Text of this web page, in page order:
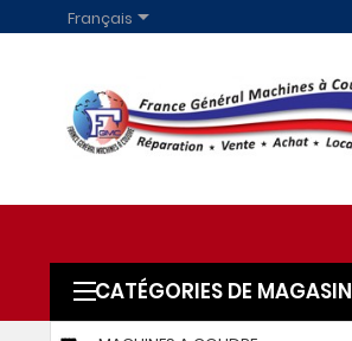
Français
CATÉGORIES DE MAGASIN